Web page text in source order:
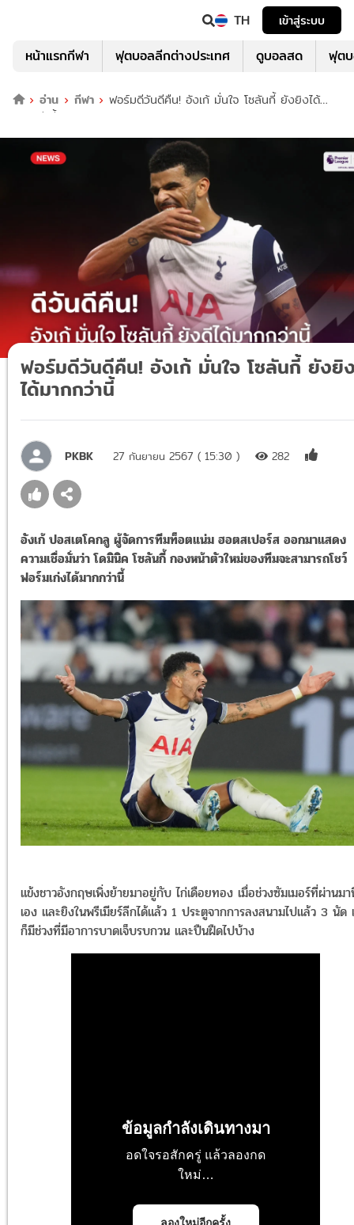
TH เข้าสู่ระบบ
หน้าแรกกีฬา ฟุตบอลลีกต่างประเทศ ดูบอลสด ฟุต
อ่าน กีฬา
ฟอร์มดีวันดีคืน! อังเก้ มั่นใจ โซลันกี้ ยังยิงได้
มากกว่านี้
ฟอร์มดีวันดีคืน! อังเก้ มั่นใจ โซลันกี้ ยังยิ
ได้มากกว่านี้
PKBK 27 กันยายน 2567 ( 15:30 ) 282
อังเก้ ปอสเตโคกลู ผู้จัดการทีมท็อตแน่ม ฮอตสเปอร์ส ออกมาแสดง
ความเชื่อมั่นว่า โดมินิค โซลันกี้ กองหน้าตัวใหม่ของทีมจะสามารถโชว์
ฟอร์มเก่งได้มากกว่านี้
แข้งชาวอังกฤษเพิ่งย้ายมาอยู่กับ ไก่เดือยทอง เมื่อช่วงซัมเมอร์ที่ผ่านม
เอง และยิงในพรีเมียร์ลีกได้แล้ว 1 ประตูจากการลงสนามไปแล้ว 3 นัด
ก็มีช่วงที่มีอาการบาดเจ็บรบกวน และปืนฝืดไปบ้าง